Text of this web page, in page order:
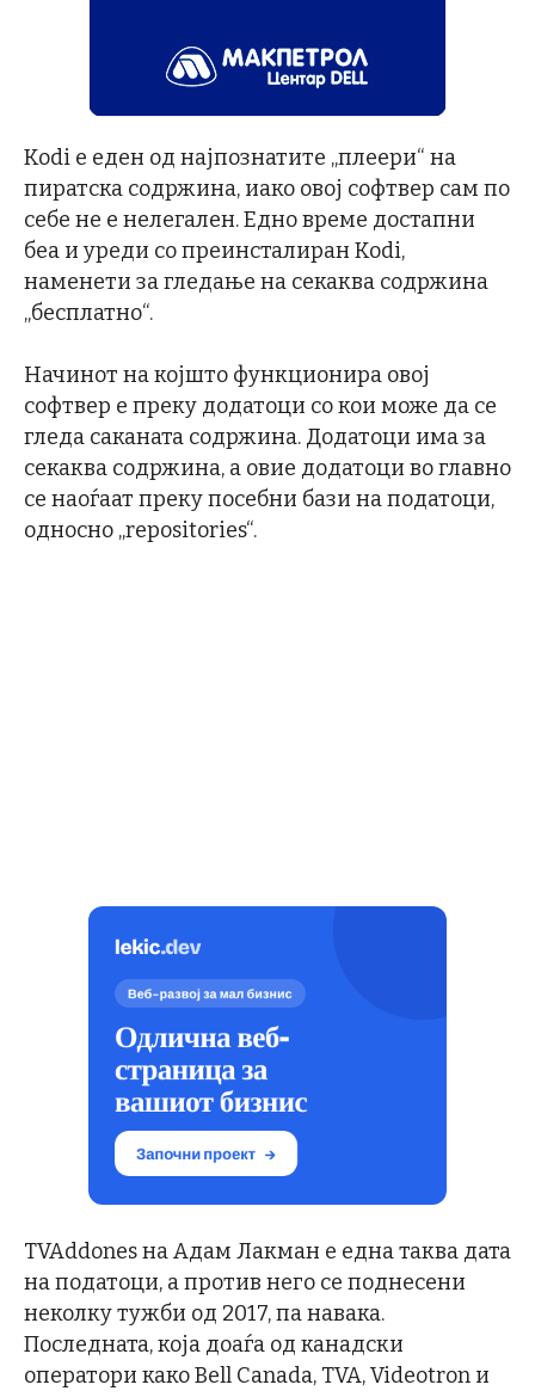
Kodi е еден од најпознатите „плеери“ на
пиратска содржина, иако овој софтвер сам по
себе не е нелегален. Едно време достапни
беа и уреди со преинсталиран Kodi,
наменети за гледање на секаква содржина
„бесплатно“.
Начинот на којшто функционира овој
софтвер е преку додатоци со кои може да се
гледа саканата содржина. Додатоци има за
секаква содржина, а овие додатоци во главно
се наоѓаат преку посебни бази на податоци,
односно „repositories“.
TVAddones на Адам Лакман е една таква дата
на податоци, а против него се поднесени
неколку тужби од 2017, па навака.
Последната, која доаѓа од канадски
оператори како Bell Canada, TVA, Videotron и